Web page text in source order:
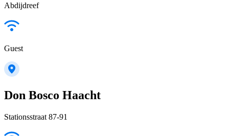
Abdijdreef
Guest
Don Bosco Haacht
Stationsstraat 87-91